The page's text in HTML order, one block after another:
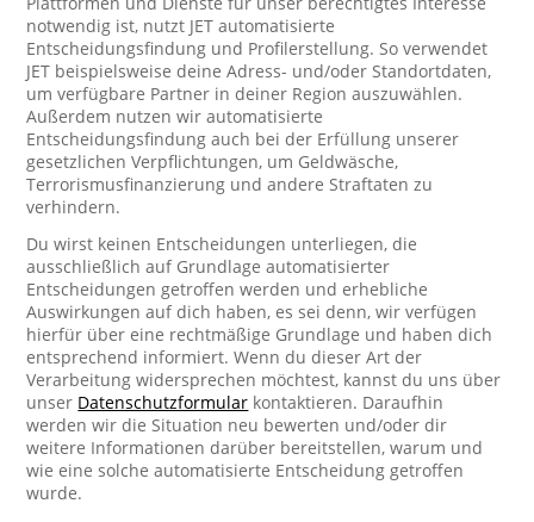
notwendig ist, nutzt JET automatisierte
Entscheidungsfindung und Profilerstellung. So verwendet
JET beispielsweise deine Adress- und/oder Standortdaten,
um verfügbare Partner in deiner Region auszuwählen.
Außerdem nutzen wir automatisierte
Entscheidungsfindung auch bei der Erfüllung unserer
gesetzlichen Verpflichtungen, um Geldwäsche,
Terrorismusfinanzierung und andere Straftaten zu
verhindern.
Du wirst keinen Entscheidungen unterliegen, die
ausschließlich auf Grundlage automatisierter
Entscheidungen getroffen werden und erhebliche
Auswirkungen auf dich haben, es sei denn, wir verfügen
hierfür über eine rechtmäßige Grundlage und haben dich
entsprechend informiert. Wenn du dieser Art der
Verarbeitung widersprechen möchtest, kannst du uns über
unser Datenschutzformular kontaktieren. Daraufhin
werden wir die Situation neu bewerten und/oder dir
weitere Informationen darüber bereitstellen, warum und
wie eine solche automatisierte Entscheidung getroffen
wurde.